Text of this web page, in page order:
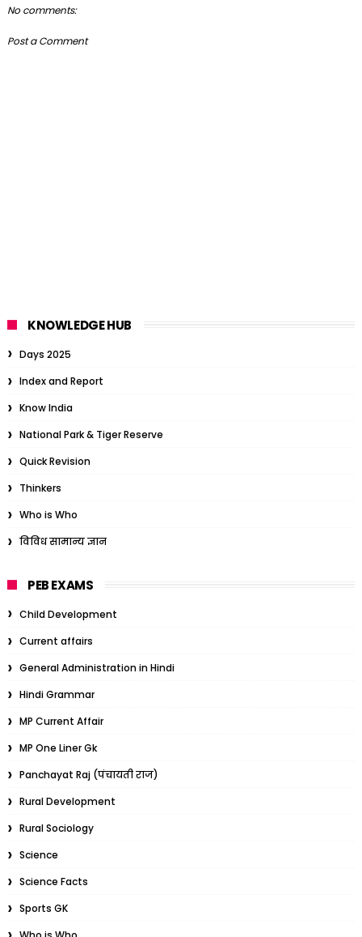
No comments:
Post a Comment
KNOWLEDGE HUB
Days 2025
Index and Report
Know India
National Park & Tiger Reserve
Quick Revision
Thinkers
Who is Who
विविध सामान्य ज्ञान
PEB EXAMS
Child Development
Current affairs
General Administration in Hindi
Hindi Grammar
MP Current Affair
MP One Liner Gk
Panchayat Raj (पंचायती राज)
Rural Development
Rural Sociology
Science
Science Facts
Sports GK